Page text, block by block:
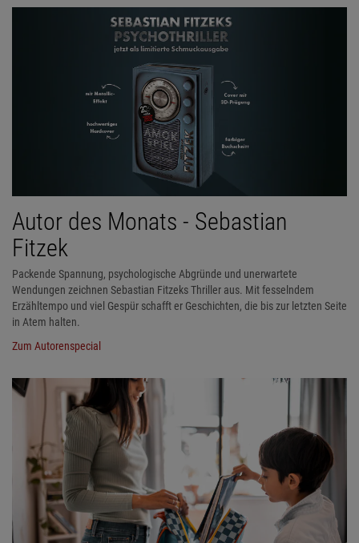
Autor des Monats - Sebastian
Fitzek
Packende Spannung, psychologische Abgründe und unerwartete
Wendungen zeichnen Sebastian Fitzeks Thriller aus. Mit fesselndem
Erzähltempo und viel Gespür schafft er Geschichten, die bis zur letzten Seite
in Atem halten.
Zum Autorenspecial